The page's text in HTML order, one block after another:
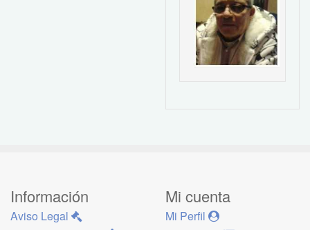
Información
Aviso Legal
Mi cuenta
Mi Perfil